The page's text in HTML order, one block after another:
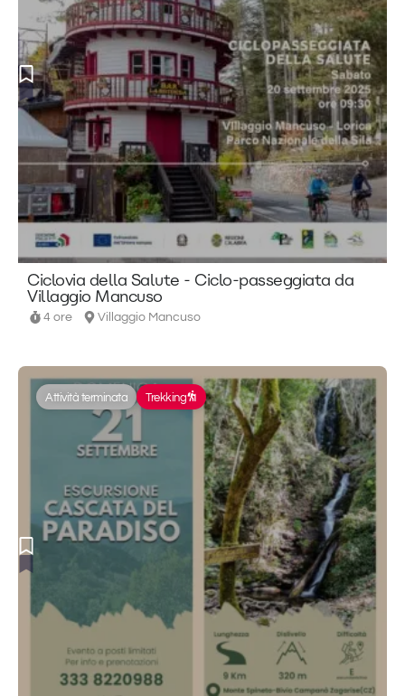
Ciclovia della Salute - Ciclo-passeggiata da
Villaggio Mancuso
4 ore Villaggio Mancuso
Attività terminata Trekking